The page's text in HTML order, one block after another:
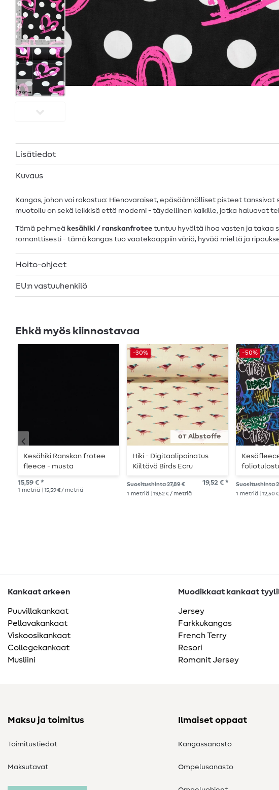
Lisätiedot
Kuvaus
Kangas, johon voi rakastua: Hienovaraiset, epäsäännölliset pisteet
muotoilu on sekä leikkisä että moderni - täydellinen kaikille, jotka haluavat
Tämä pehmeä kesähiki / ranskanfrotee tuntuu hyvältä ihoa vasten ja takaa
romanttisesti - tämä kangas tuo vaatekaappiin väriä, hyvää mieltä ja
Hoito-ohjeet
EU:n vastuuhenkilö
Ehkä myös kiinnostavaa
Kesähiki Ranskan frotee
fleece - musta
15,59 € *
1 metriä | 15,59 € / metriä
от Albstoffe
-30%
Hiki - Digitaalipainatus
Kiiltävä Birds Ecru
Suositushinta 27,89 € 19,52 € *
1 metriä | 19,52 € / metriä
-50%
musta
Suositushinta
1 metriä |
Kankaat arkeen
Puuvillakankaat
Pellavakankaat
Viskoosikankaat
Collegekankaat
Musliini
Muodikkaat kankaat
Jersey
Farkkukangas
French Terry
Resori
Romanit Jersey
Maksu ja toimitus
Toimitustiedot
Maksutavat
Ilmaiset oppaat
Kangassanasto
Ompelusanasto